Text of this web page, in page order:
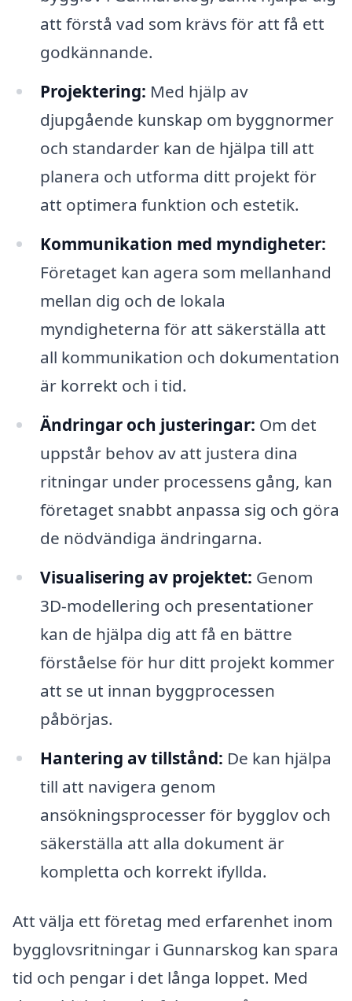
att förstå vad som krävs för att få ett
godkännande.
Projektering: Med hjälp av
djupgående kunskap om byggnormer
och standarder kan de hjälpa till att
planera och utforma ditt projekt för
att optimera funktion och estetik.
Kommunikation med myndigheter:
Företaget kan agera som mellanhand
mellan dig och de lokala
myndigheterna för att säkerställa att
all kommunikation och dokumentation
är korrekt och i tid.
Ändringar och justeringar: Om det
uppstår behov av att justera dina
ritningar under processens gång, kan
företaget snabbt anpassa sig och göra
de nödvändiga ändringarna.
Visualisering av projektet: Genom
3D-modellering och presentationer
kan de hjälpa dig att få en bättre
förståelse för hur ditt projekt kommer
att se ut innan byggprocessen
påbörjas.
Hantering av tillstånd: De kan hjälpa
till att navigera genom
ansökningsprocesser för bygglov och
säkerställa att alla dokument är
kompletta och korrekt ifyllda.
Att välja ett företag med erfarenhet inom
bygglovsritningar i Gunnarskog kan spara
tid och pengar i det långa loppet. Med